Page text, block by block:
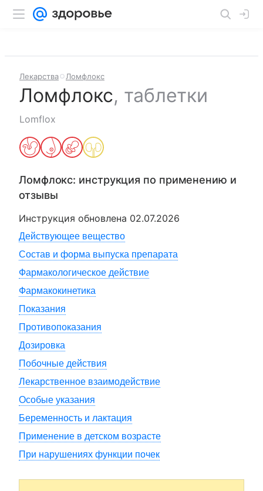
Лекарства Ломфлокс
Ломфлокс, таблетки
Lomflox
Ломфлокс: инструкция по применению и
отзывы
Инструкция обновлена 02.07.2026
Действующее вещество
Состав и форма выпуска препарата
Фармакологическое действие
Фармакокинетика
Показания
Противопоказания
Дозировка
Побочные действия
Лекарственное взаимодействие
Особые указания
Беременность и лактация
Применение в детском возрасте
При нарушениях функции почек